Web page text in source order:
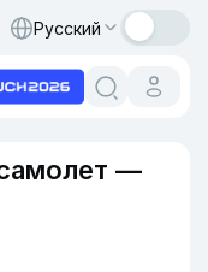
Русский
—